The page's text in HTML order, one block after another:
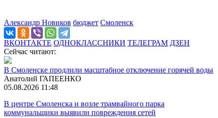
Александр Новиков бюджет Смоленск
ВКОНТАКТЕ ОДНОКЛАССНИКИ ТЕЛЕГРАМ ДЗЕН
Сейчас читают:
В Смоленске продлили масштабное отключение горячей воды
Анатолий ГАПЕЕНКО
05.08.2026 11:48
В центре Смоленска и возле трамвайного парка
коммунальщики выявили повреждения сетей